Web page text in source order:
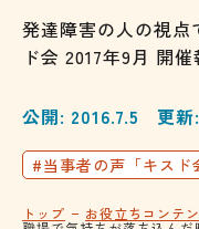
発達障害の人の視
ド会 2017年9月 開催
公開: 2016.7.5 更
#当事者の声「キスド
トップ お役立ちコンテ